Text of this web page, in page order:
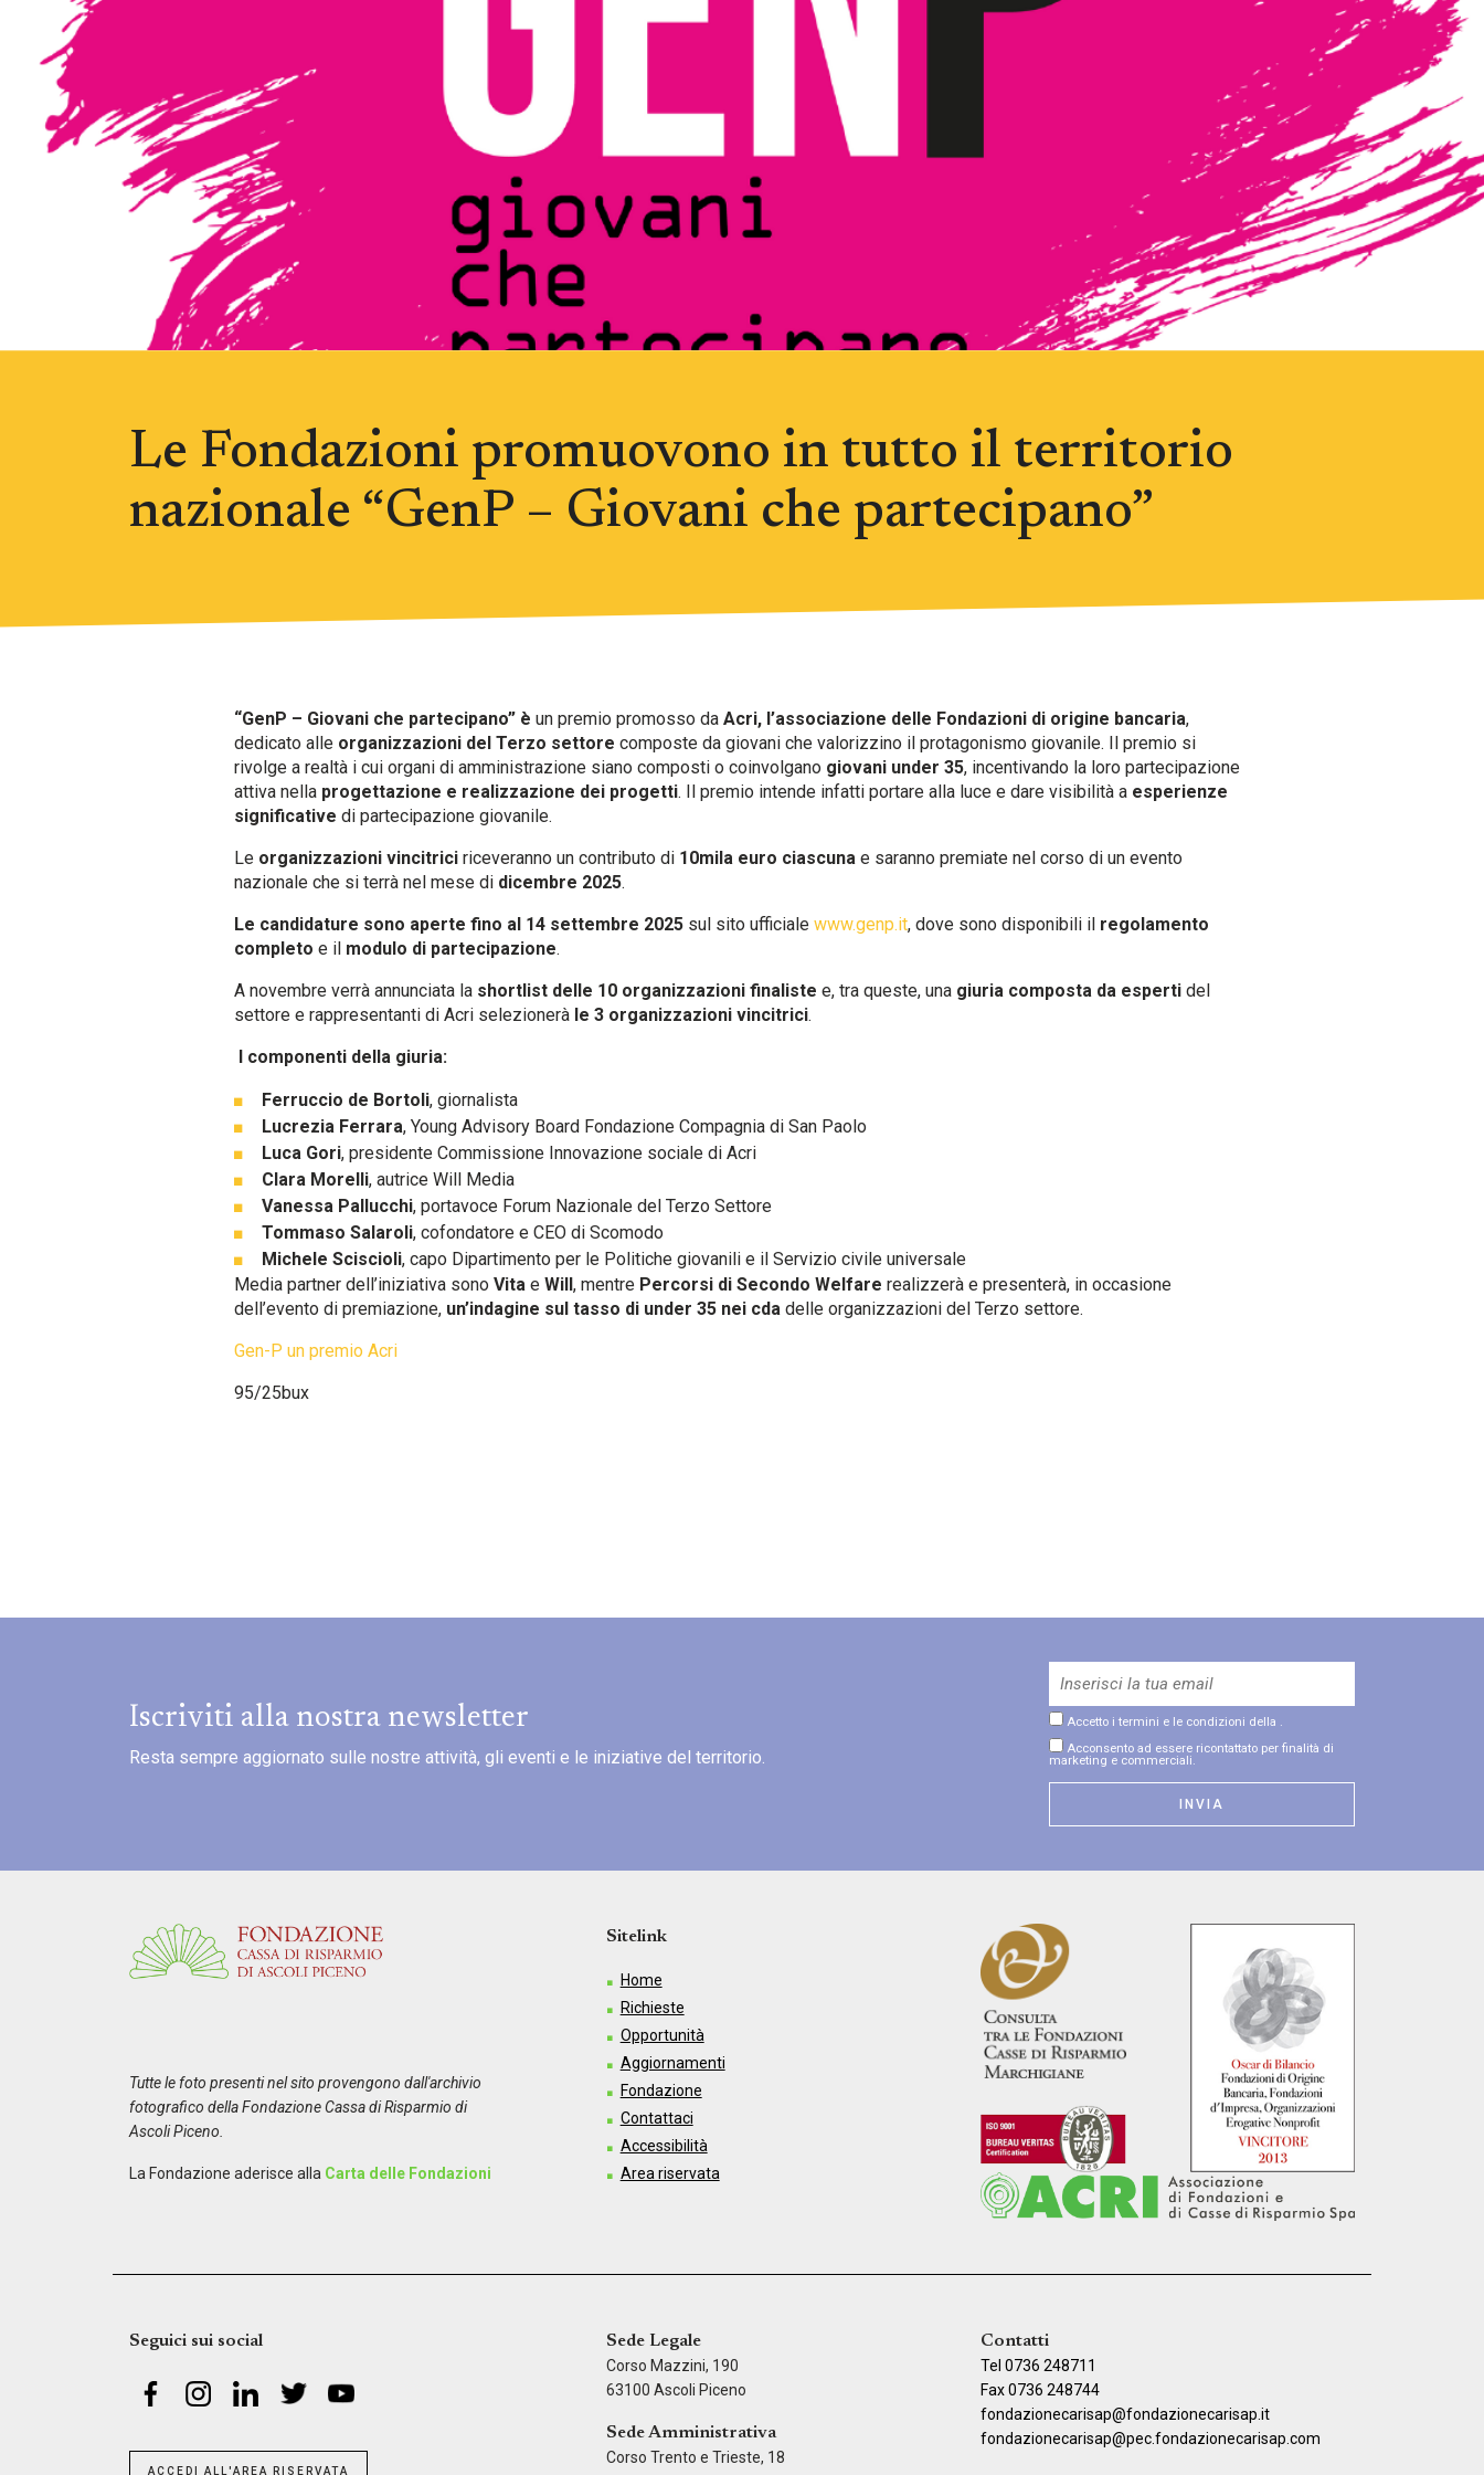
Le Fondazioni promuovono in tutto il territorio
nazionale “GenP – Giovani che partecipano”
“GenP – Giovani che partecipano” è un premio promosso da Acri, l’associazione delle Fondazioni di origine bancaria,
dedicato alle organizzazioni del Terzo settore composte da giovani che valorizzino il protagonismo giovanile. Il premio si
rivolge a realtà i cui organi di amministrazione siano composti o coinvolgano giovani under 35, incentivando la loro partecipazione
attiva nella progettazione e realizzazione dei progetti. Il premio intende infatti portare alla luce e dare visibilità a esperienze
significative di partecipazione giovanile.
Le organizzazioni vincitriciriceveranno un contributo di 10mila euro ciascuna e saranno premiate nel corso di un evento
nazionale che si terrà nel mese di dicembre 2025.
Le candidature sono aperte fino al 14 settembre 2025sul sito ufficiale www.genp.it, dove sono disponibili il regolamento
completo e il modulo di partecipazione.
A novembre verrà annunciata la shortlist delle 10 organizzazioni finaliste e, tra queste, una giuria composta da espertidel
settore e rappresentanti di Acri selezionerà le 3 organizzazioni vincitrici.
I componenti della giuria:
Ferruccio de Bortoli, giornalista
Lucrezia Ferrara, Young Advisory Board Fondazione Compagnia di San Paolo
Luca Gori, presidente Commissione Innovazione sociale di Acri
Clara Morelli, autrice Will Media
Vanessa Pallucchi, portavoce Forum Nazionale del Terzo Settore
Tommaso Salaroli, cofondatore e CEO di Scomodo
Michele Sciscioli, capo Dipartimento per le Politiche giovanili e il Servizio civile universale
Media partner dell’iniziativa sono Vita e Will, mentre Percorsi di Secondo Welfare realizzerà e presenterà, in occasione
dell’evento di premiazione, un’indagine sul tasso di under 35 nei cda delle organizzazioni del Terzo settore.
Gen-P un premio Acri
95/25bux
Iscriviti alla nostra newsletter
Resta sempre aggiornato sulle nostre attività, gli eventi e le iniziative del territorio.
Accetto i termini e le condizioni della
Acconsento ad essere ricontattato per finalità di
marketing e commerciali.
Tutte le foto presenti nel sito provengono dall'archivio
fotografico della Fondazione Cassa di Risparmio di
Ascoli Piceno.
La Fondazione aderisce alla Carta delle Fondazioni
Sitelink
Home
Richieste
Opportunità
Aggiornamenti
Fondazione
Contattaci
Accessibilità
Area riservata
Seguici sui social
ACCEDI ALL'AREA RISERVATA
Sede Legale
Corso Mazzini, 190
63100 Ascoli Piceno
Sede Amministrativa
Corso Trento e Trieste, 18
Contatti
Tel 0736 248711
Fax 0736 248744
fondazionecarisap@fondazionecarisap.it
fondazionecarisap@pec.fondazionecarisap.com